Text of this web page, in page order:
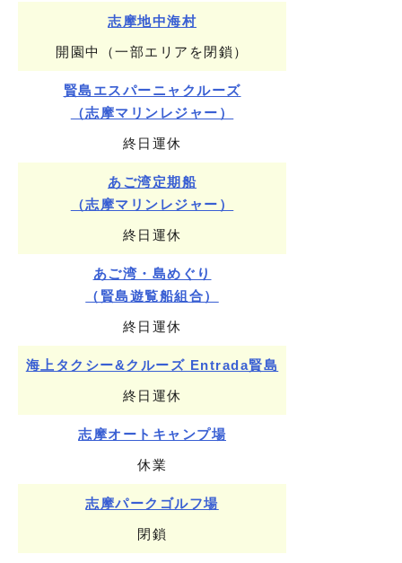
志摩地中海村
開園中（一部エリアを閉鎖）
賢島エスパーニャクルーズ
（志摩マリンレジャー）
終日運休
あご湾定期船
（志摩マリンレジャー）
終日運休
あご湾・島めぐり
（賢島遊覧船組合）
終日運休
海上タクシー&クルーズ Entrada賢島
終日運休
志摩オートキャンプ場
休業
志摩パークゴルフ場
閉鎖